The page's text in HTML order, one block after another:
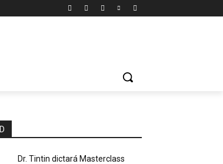
Dr. Tintin dictará Masterclass